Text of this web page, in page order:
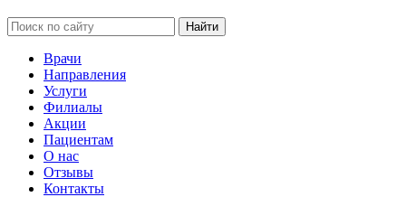
Найти
Врачи
Направления
Услуги
Филиалы
Акции
Пациентам
О нас
Отзывы
Контакты